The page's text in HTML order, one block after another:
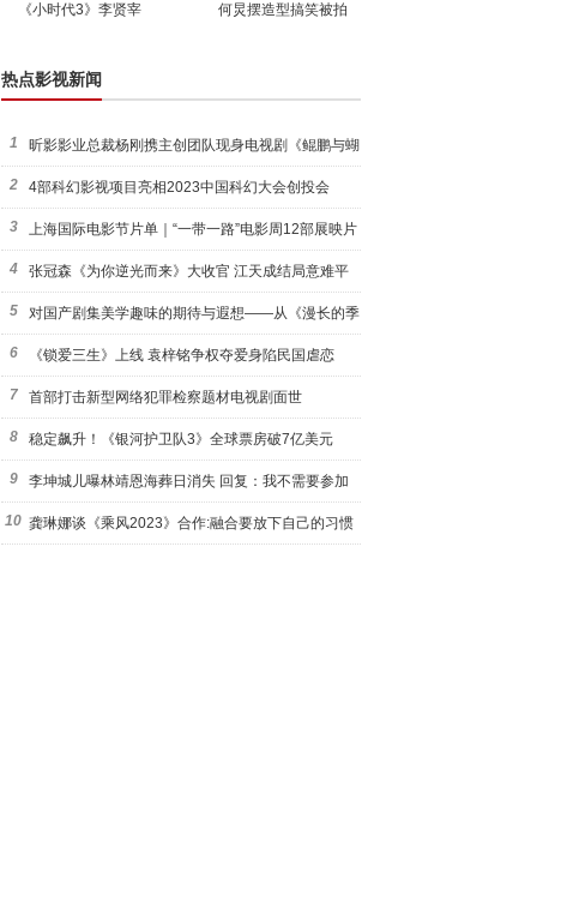
《小时代3》李贤宰 何炅摆造型搞笑被拍
热点影视新闻
1 昕影影业总裁杨刚携主创团队现身电视剧《鲲鹏与蝴
蝶》发布
2 4部科幻影视项目亮相2023中国科幻大会创投会
3 上海国际电影节片单｜“一带一路”电影周12部展映片
公布
4 张冠森《为你逆光而来》大收官 江天成结局意难平
5 对国产剧集美学趣味的期待与遐想——从《漫长的季
节》说起
6 《锁爱三生》上线 袁梓铭争权夺爱身陷民国虐恋
7 首部打击新型网络犯罪检察题材电视剧面世
8 稳定飙升！《银河护卫队3》全球票房破7亿美元
9 李坤城儿曝林靖恩海葬日消失 回复：我不需要参加
10 龚琳娜谈《乘风2023》合作:融合要放下自己的习惯